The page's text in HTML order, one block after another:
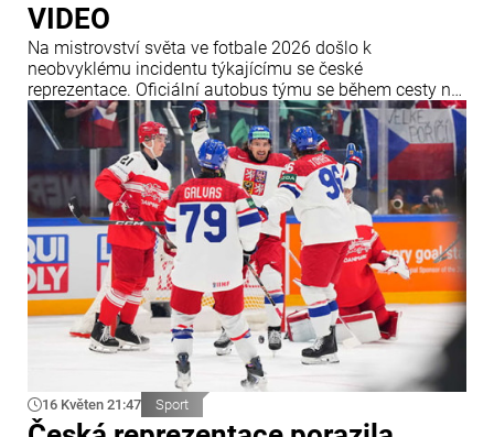
VIDEO
Na mistrovství světa ve fotbale 2026 došlo k
neobvyklému incidentu týkajícímu se české
reprezentace. Oficiální autobus týmu se během cesty na
trénink v mexickém městě Zapopan nečekaně
porouchal. Porucha způsobila značné dopravní
komplikace a narušila plány českého mužstva.
16 Květen 21:47 Sport